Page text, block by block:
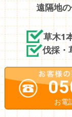
遠隔地
草木1
伐採・
お電